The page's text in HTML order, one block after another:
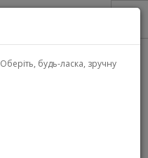
Оберіть, будь-ласка, зручну